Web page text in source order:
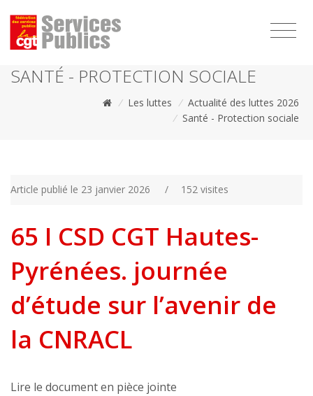
SANTÉ - PROTECTION SOCIALE
/ Les luttes / Actualité des luttes 2026
/ Santé - Protection sociale
Article publié le 23 janvier 2026 / 152 visites
65 I CSD CGT Hautes-
Pyrénées. journée
d’étude sur l’avenir de
la CNRACL
Lire le document en pièce jointe